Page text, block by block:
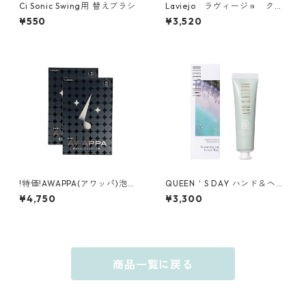
Ci Sonic Swing用 替えブラシ
¥550
Laviejo ラヴィージョ クレ
ンジング（ジェルタイプ）20
0mL
¥3,520
!特価!AWAPPA(アワッパ)泡洗
顔マスク(25mL/1枚)×5枚２セ
ット
¥4,750
QUEEN＇S DAY ハンド＆ヘア
トリートメント サニーデイ オ
ン グレースベイ
¥3,300
商品一覧に戻る